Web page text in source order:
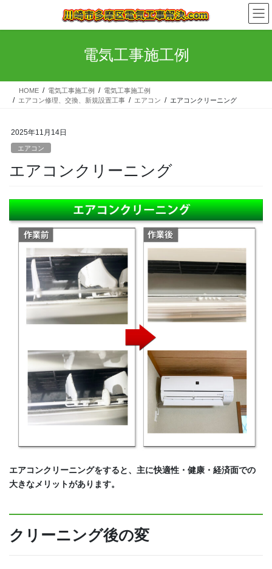
テ
ス
ゲ
ン
電気工事施工例
HOME 電気工事施工例
電気工事施工例
エアコン修理、交換、新規設置工事
エアコン エアコンクリーニング
2025年11月14日
エアコン
エアコンクリーニング
エアコンクリーニングをすると、主に快適性・健康・経済面での
大きなメリットがあります。
クリーニング後の変